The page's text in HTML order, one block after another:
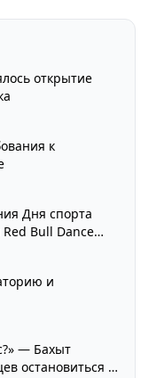
открытие
к
Дня спорта
Bull Dance
и
— Бахыт
остановиться и